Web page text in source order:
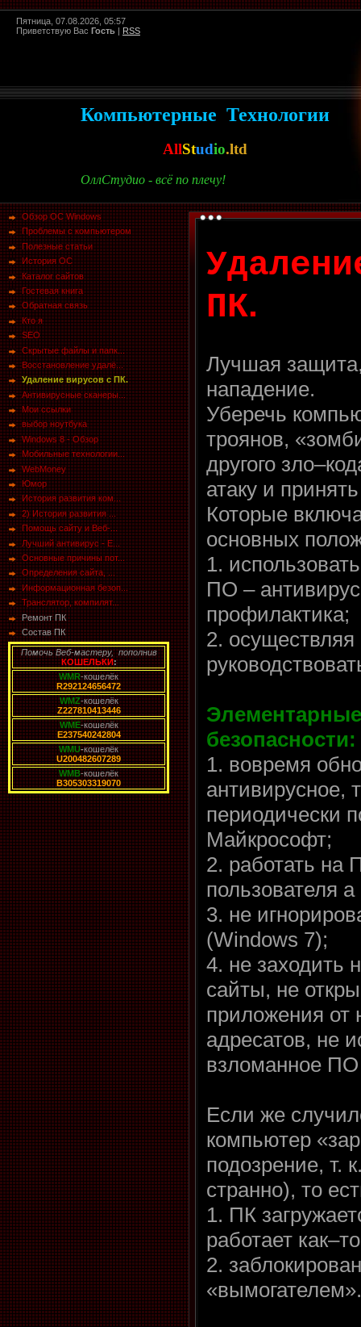
Пятница, 07.08.2026, 05:57
Приветствую Вас Гость | RSS
Компьютерные Технологии
AllStudio.ltd
ОллСтудио - всё по плечу!
Обзор ОС Windows
Проблемы с компьютером
Полезные статьи
История ОС
Каталог сайтов
Гостевая книга
Обратная связь
Кто я
SEO
Скрытые файлы и папк...
Восстановление удалё...
Удаление вирусов с ПК.
Антивирусные сканеры...
Мои ссылки
выбор ноутбука
Windows 8 - Обзор
Мобильные технологии...
WebMoney
Юмор
История развития ком...
2) История развития ...
Помощь сайту и Веб-...
Лучший антивирус - E...
Основные причины пот...
Определения сайта, ...
Информационная безоп...
Транслятор, компилят...
Ремонт ПК
Состав ПК
Помочь Веб-мастеру, пополнив
КОШЕЛЬКИ:
WMR-кошелёк
R292124656472
WMZ-кошелёк
Z227810413446
WME-кошелёк
E237540242804
WMU-кошелёк
U200482607289
WMB-кошелёк
B305303319070
ПК.
Лучшая защита,
нападение.
Уберечь
троянов,
другого
атаку и
Которые
основных
1.
ПО –
профилактика;
2.
безопасности:
1. вовремя
антивирусное,
периодически
Майкрософт;
2. работать на
пользователя
3. не
(Windows 7);
4. не заходить
сайты, не
приложения от
адресатов, не
взломанное ПО
Если же
компьютер
подозрение, т.
странно), то
1. ПК
работает
2.
«вымогателем».